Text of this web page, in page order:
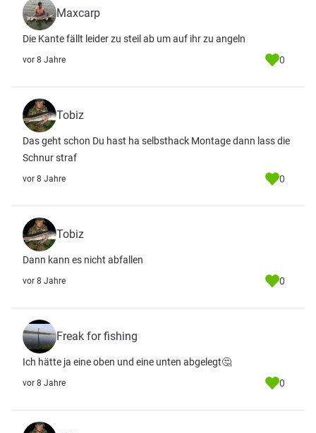
Maxcarp
Die Kante fällt leider zu steil ab um auf ihr zu angeln
vor 8 Jahre 0
Tobiz
Das geht schon Du hast ha selbsthack Montage dann lass die
Schnur straf
vor 8 Jahre 0
Tobiz
Dann kann es nicht abfallen
vor 8 Jahre 0
Freak for fishing
Ich hätte ja eine oben und eine unten abgelegt🤔
vor 8 Jahre 0